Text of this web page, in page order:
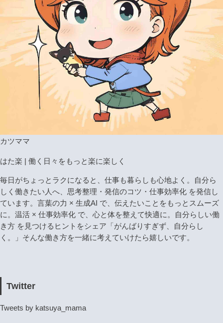
カツママ
はた楽 | 働く日々をもっと楽に楽しく
毎日がちょっとラクになると、仕事も暮らしも心地よく。自分ら
しく働きたい人へ、思考整理・発信のコツ・仕事効率化 を発信し
ています。言葉の力 × 生成AI で、伝えたいことをもっとスムーズ
に。温活 × 仕事効率化 で、心と体を整えて快適に。自分らしい働
き方 を見つけるヒントをシェア「がんばりすぎず、自分らし
く。」そんな働き方を一緒に考えていけたら嬉しいです。
Twitter
Tweets by katsuya_mama